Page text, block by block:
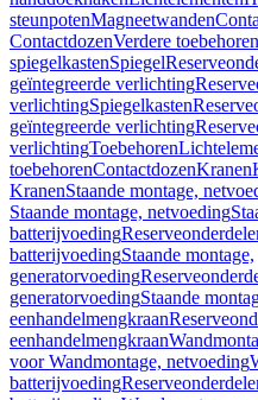
steunpotenMagneetwanden
ContactdozenVerdere toebehoren
spiegelkastenSpiegel
geïntegreerde verlichting
verlichtingSpiegelkasten
geïntegreerde verlichting
verlichtingToebehoren
toebehorenContactdozenKranen
KranenStaande montage,
Staande montage, netvoeding
batterijvoeding
batterijvoedingStaande montage,
generatorvoeding
generatorvoedingStaande
eenhandelmengkraan
eenhandelmengkraan
voor Wandmontage, netvoeding
batterijvoeding